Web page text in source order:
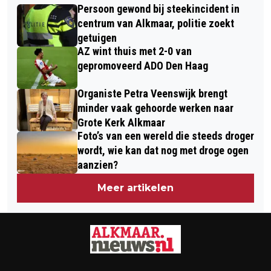
CENTRAAL OP VITALITEITSMARKT
XXL IN ALKMAAR
Persoon gewond bij steekincident in
centrum van Alkmaar, politie zoekt
getuigen
AZ wint thuis met 2-0 van
gepromoveerd ADO Den Haag
Organiste Petra Veenswijk brengt
minder vaak gehoorde werken naar
Grote Kerk Alkmaar
Foto’s van een wereld die steeds droger
wordt, wie kan dat nog met droge ogen
aanzien?
Meer artikelen